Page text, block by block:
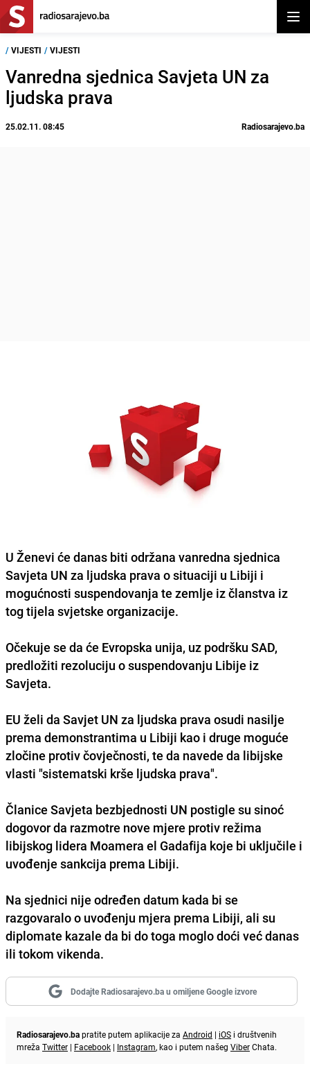
/ VIJESTI / VIJESTI
Vanredna sjednica Savjeta UN za
ljudska prava
25.02.11. 08:45 Radiosarajevo.ba
U Ženevi će danas biti održana vanredna sjednica
Savjeta UN za ljudska prava o situaciji u Libiji i
mogućnosti suspendovanja te zemlje iz članstva iz
tog tijela svjetske organizacije.
Očekuje se da će Evropska unija, uz podršku SAD,
predložiti rezoluciju o suspendovanju Libije iz
Savjeta.
EU želi da Savjet UN za ljudska prava osudi nasilje
prema demonstrantima u Libiji kao i druge moguće
zločine protiv čovječnosti, te da navede da libijske
vlasti "sistematski krše ljudska prava".
Članice Savjeta bezbjednosti UN postigle su sinoć
dogovor da razmotre nove mjere protiv režima
libijskog lidera Moamera el Gadafija koje bi uključile i
uvođenje sankcija prema Libiji.
Na sjednici nije određen datum kada bi se
razgovaralo o uvođenju mjera prema Libiji, ali su
diplomate kazale da bi do toga moglo doći već danas
ili tokom vikenda.
Dodajte Radiosarajevo.ba u omiljene Google izvore
Radiosarajevo.bapratite putem aplikacije za Android | iOS i društvenih
mreža Twitter | Facebook | Instagram, kao i putem našeg ViberChata.